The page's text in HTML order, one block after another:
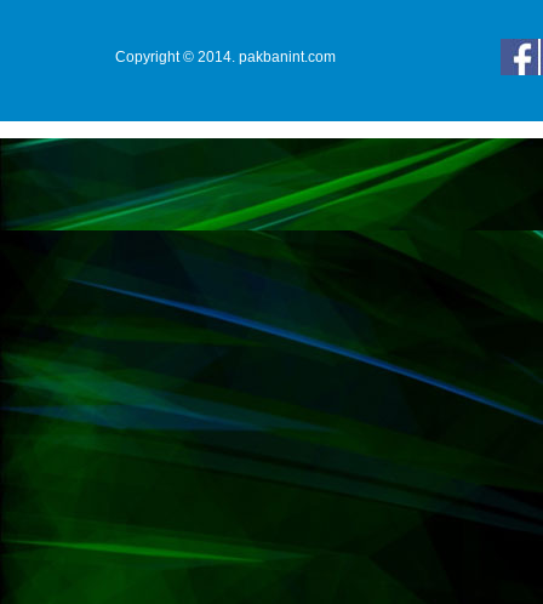
Copyright © 2014. pakbanint.com